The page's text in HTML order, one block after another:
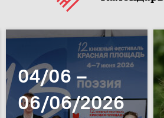
04/06 –
06/06/2026